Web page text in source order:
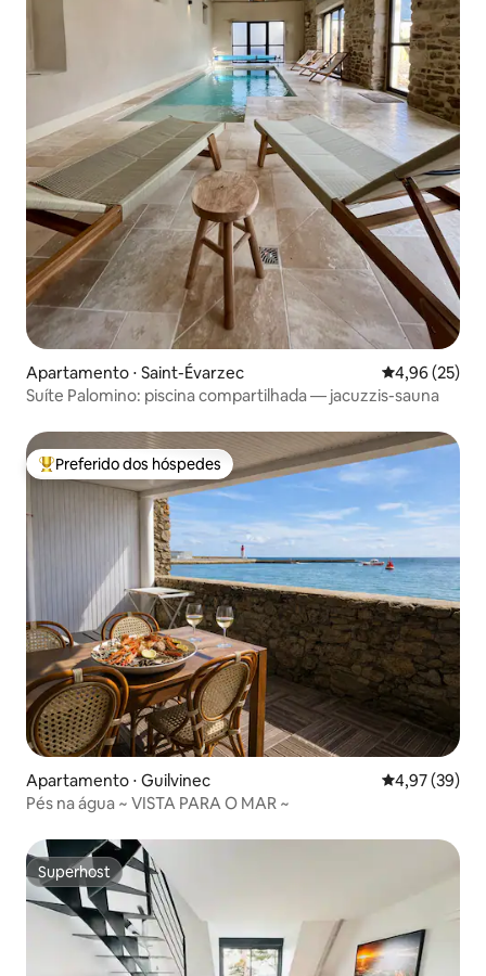
Apartamento ⋅ Saint-Évarzec 4,96 de uma
4,96 (25)
Suíte Palomino: piscina compartilhada — jacuzzis-sauna
Entre os melhores preferidos dos hóspedes
Preferido dos hóspedes
Apartamento ⋅ Guilvinec 4,97 de uma
4,97 (39)
Pés na água ~ VISTA PARA O MAR ~
Superhost
Superhost